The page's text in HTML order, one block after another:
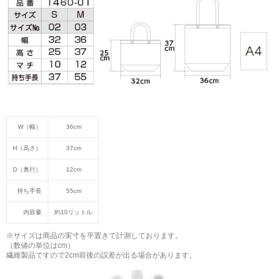
W（幅） 36cm
H（高さ） 37cm
D（奥行） 12cm
持ち手長 55cm
内容量 約10リットル
※サイズは商品の実寸を平置きで計測しております。
（数値の単位はcm）
繊維製品ですので2cm前後の誤差が出る場合があります。